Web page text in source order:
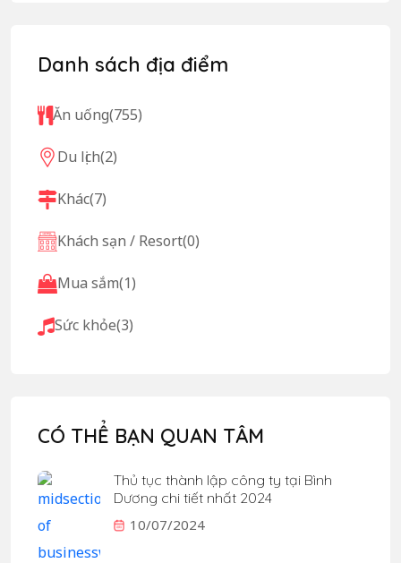
Danh sách địa điểm
Ăn uống(755)
Du lịch(2)
Khác(7)
Khách sạn / Resort(0)
Mua sắm(1)
Sức khỏe(3)
CÓ THỂ BẠN QUAN TÂM
Thủ tục thành lập công ty tại Bình
Dương chi tiết nhất 2024
10/07/2024